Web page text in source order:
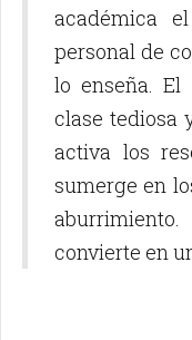
académica
personal de
lo enseña. El
clase tediosa
activa los
sumerge en
convierte en